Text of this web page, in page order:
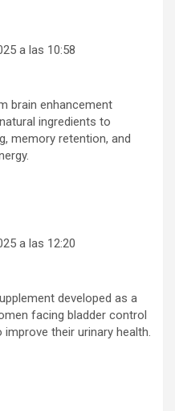
a las 10:58
brain enhancement
ingredients to
memory retention, and
a las 12:20
developed as a
facing bladder control
their urinary health.